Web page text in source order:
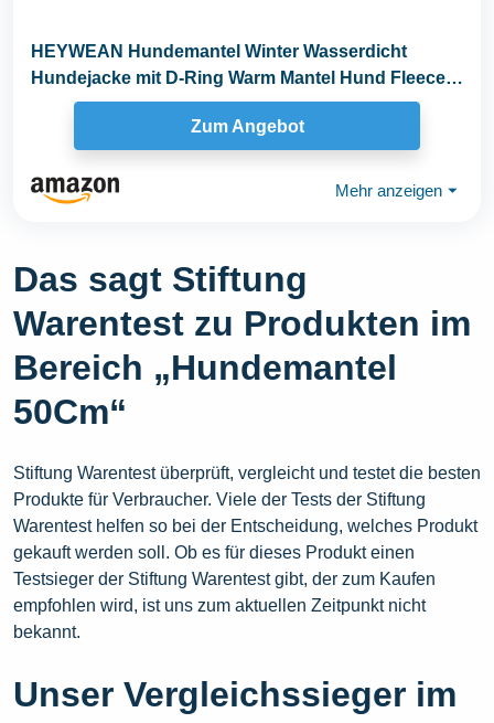
HEYWEAN Hundemantel Winter Wasserdicht
Hundejacke mit D-Ring Warm Mantel Hund Fleece
Hundepullover...
Zum Angebot
Mehr anzeigen ⏷
Das sagt Stiftung
Warentest zu Produkten im
Bereich „Hundemantel
50Cm“
Stiftung Warentest überprüft, vergleicht und testet die besten
Produkte für Verbraucher. Viele der Tests der Stiftung
Warentest helfen so bei der Entscheidung, welches Produkt
gekauft werden soll. Ob es für dieses Produkt einen
Testsieger der Stiftung Warentest gibt, der zum Kaufen
empfohlen wird, ist uns zum aktuellen Zeitpunkt nicht
bekannt.
Unser Vergleichssieger im